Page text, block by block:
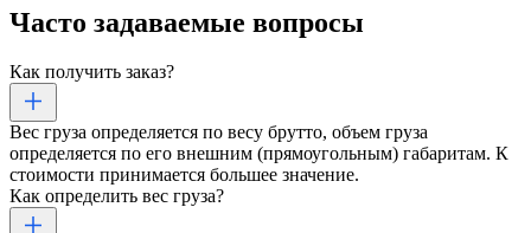
Часто задаваемые вопросы
Как получить заказ?
Вес груза определяется по весу брутто, объем груза
определяется по его внешним (прямоугольным) габаритам. К
стоимости принимается большее значение.
Как определить вес груза?